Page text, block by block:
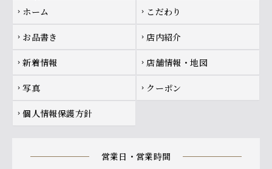
Footer navigation
chevron_right ホーム chevron_right こだわり
chevron_right お品書き chevron_right 店内紹介
chevron_right 新着情報 chevron_right 店舗情報・地図
chevron_right 写真 chevron_right クーポン
chevron_right 個人情報保護方針
営業日・営業時間